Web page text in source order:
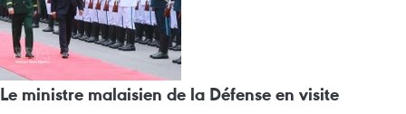
Le ministre malaisien de la Défense en visite